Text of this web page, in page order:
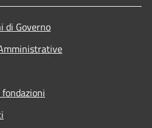
di Governo